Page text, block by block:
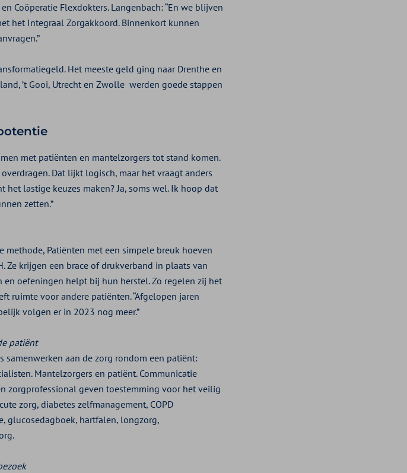
Coöperatie Flexdokters. Langenbach: “En we blijven
het Integraal Zorgakkoord. Binnenkort kunnen
Het meeste geld ging naar Drenthe en
’t Gooi, Utrecht en Zwolle werden goede stappen
met patiënten en mantelzorgers tot stand komen.
Dat lijkt logisch, maar het vraagt anders
het lastige keuzes maken? Ja, soms wel. Ik hoop dat
zetten.”
methode, Patiënten met een simpele breuk hoeven
Ze krijgen een brace of drukverband in plaats van
oefeningen helpt bij hun herstel. Zo regelen zij het
ruimte voor andere patiënten. “Afgelopen jaren
volgen er in 2023 nog meer.”
patiënt
aan de zorg rondom een patiënt:
Mantelzorgers en patiënt. Communicatie
zorgprofessional geven toestemming voor het veilig
zorg, diabetes zelfmanagement, COPD
glucosedagboek, hartfalen, longzorg,